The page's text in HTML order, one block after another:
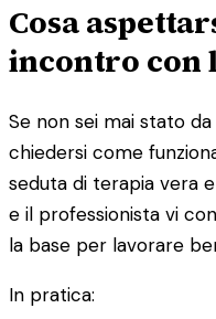
Cosa
incontro con
Se non sei mai stato
chiedersi come
seduta di terapia vera
e il professionista vi
la base per lavorare
In pratica: